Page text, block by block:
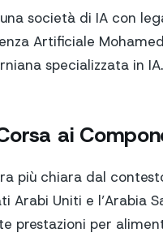
società di IA con
Artificiale
specializzata in IA.
ai
più chiara dal
Arabi Uniti e l’Arabia
prestazioni per